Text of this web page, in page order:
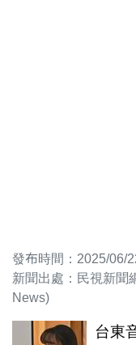
發布時間：2025/06/
新聞出處：民視新聞
News)
台東